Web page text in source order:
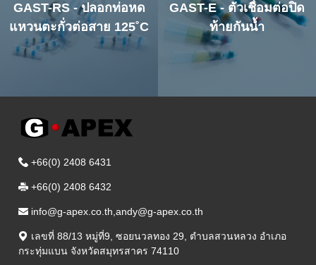
GAST-RS - ปลอกท่อหด
แหวนตะกั่วต่อสาย 125˚C
GAST-E - ตัวเชื่อมต่อปิด
ท้ายกันน้ำ
+66(0) 2408 6431
+66(0) 2408 6432
info@g-apex.co.th,andy@g-apex.co.th
เลขที่ 88/13 หมู่ที่9 ,ซอยนวลทอง 29
ตำบลสวนหลวง อำเภอ
กระทุ่มแบน จังหวัดสมุทรสาคร 74110